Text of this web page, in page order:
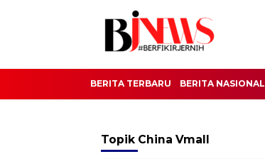
BERITA TERBARU BERITA NASIONAL
Topik China Vmall